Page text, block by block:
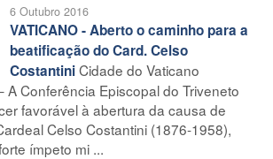
6 Outubro 2016
VATICANO - Aberto o caminho para a
beatificação do Card. Celso
CostantiniCidade do Vaticano
A Conferência Episcopal do Triveneto
favorável à abertura da causa de
Celso Costantini (1876-1958),
ímpeto mi ...